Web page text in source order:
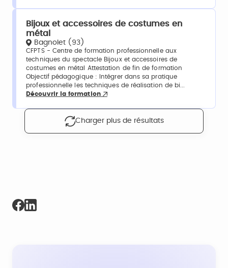
Bijoux et accessoires de costumes en
métal
Bagnolet (93)
CFPTS - Centre de formation professionnelle aux
techniques du spectacle Bijoux et accessoires de
costumes en métal Attestation de fin de formation
Objectif pédagogique : Intégrer dans sa pratique
professionnelle les techniques de réalisation de bi...
Découvrir la formation
Charger plus de résultats